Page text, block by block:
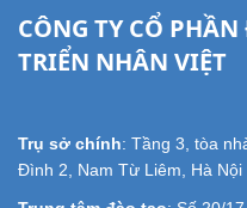
CÔNG TY CỔ
TRIỂN NHÂN VIỆT
Trụ sở chính: Tầng 3, tòa
Đình 2, Nam Từ Liêm, Hà Nội